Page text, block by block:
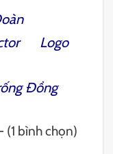
Logo
Đồng
(1 bình chọn)